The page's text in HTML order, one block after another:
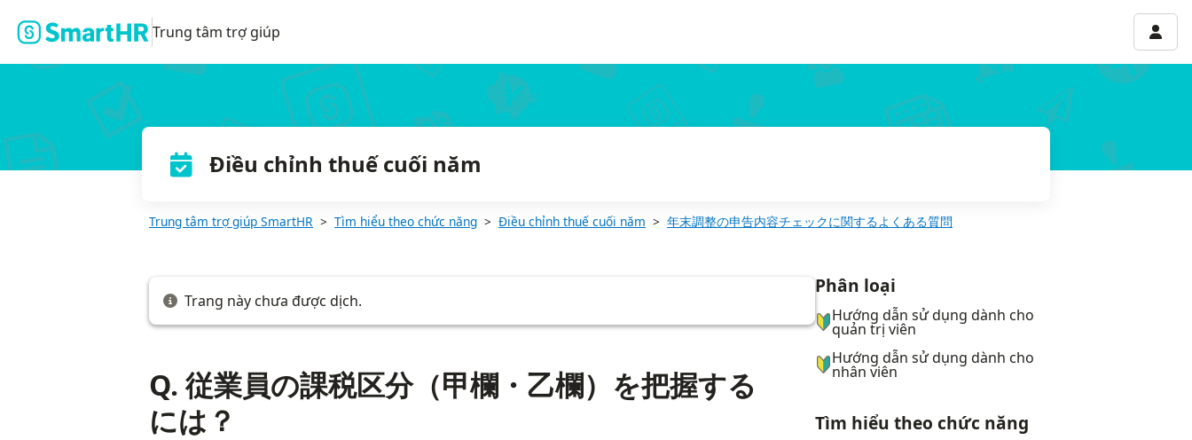
Trung tâm trợ giúp
Điều chỉnh thuế cuối năm
Trung tâm trợ giúp SmartHR Tìm hiểu theo chức năng Điều chỉnh thuế cuối năm 年末調整の申告内容チェックに関するよくある質問
Trang này chưa được dịch.
Q. 従業員の課税区分（甲欄・乙欄）を把握する
には？
ナビゲーションメニュー
Phân loại
Hướng dẫn sử dụng dành cho
quản trị viên
Hướng dẫn sử dụng dành cho
nhân viên
Tìm hiểu theo chức năng